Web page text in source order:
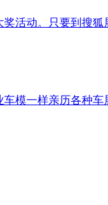
奖活动。只要到搜
车模一样亲历各种